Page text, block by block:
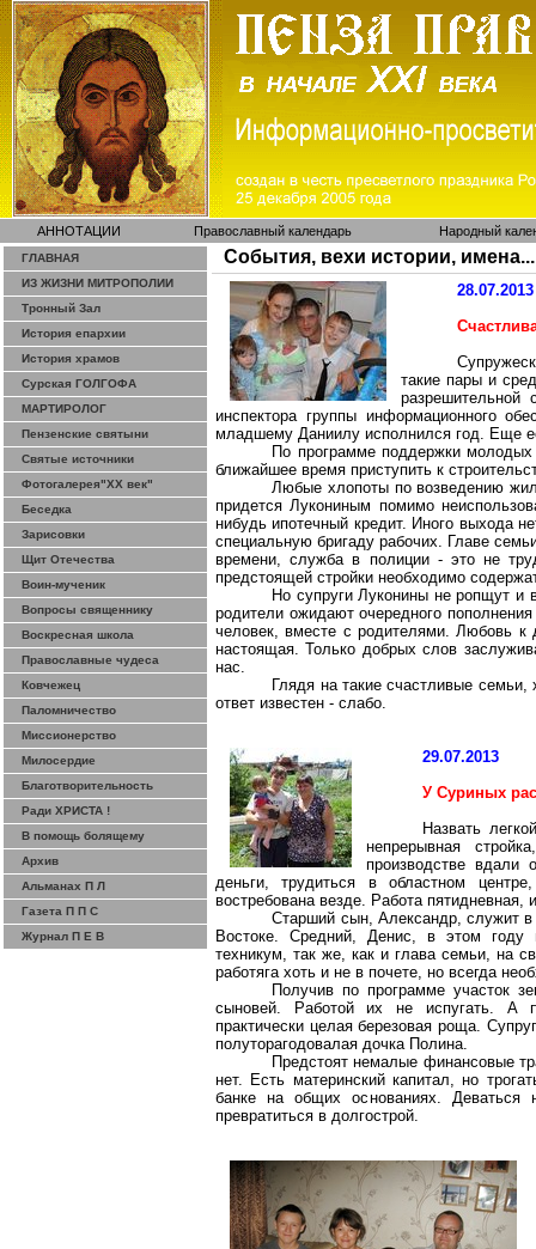
АННОТАЦИИ Православный календарь Народный
ГЛАВНАЯ
ИЗ ЖИЗНИ МИТРОПОЛИИ
Тронный Зал
История епархии
История храмов
Сурская ГОЛГОФА
МАРТИРОЛОГ
Пензенские святыни
Святые источники
Фотогалерея"ХХ век"
Беседка
Зарисовки
Щит Отечества
Воин-мученик
Вопросы священнику
Воскресная школа
Православные чудеса
Ковчежец
Паломничество
Миссионерство
Милосердие
Благотворительность
Ради ХРИСТА !
В помощь болящему
Архив
Альманах П Л
Газета П П С
Журнал П Е В
События, вехи истории, имена...
28.07.2013
такие пары и
разрешительной
инспектора группы информационного
младшему Даниилу исполнился год. Еще
По программе поддержки
ближайшее время приступить к
Любые хлопоты по возведению
придется Лукониным помимо
нибудь ипотечный кредит. Иного выхода
специальную бригаду рабочих. Главе
времени, служба в полиции - это не
предстоящей стройки необходимо
Но супруги Луконины не ропщут и
родители ожидают очередного
человек, вместе с родителями. Любовь к
настоящая. Только добрых слов
нас.
Глядя на такие счастливые
ответ известен - слабо.
29.07.2013
У Суриных
Назвать
непрерывная
производстве
деньги, трудиться в областном
востребована везде. Работа
Старший сын, Александр, служит
Востоке. Средний, Денис, в этом году
техникум, так же, как и глава семьи, на
работяга хоть и не в почете, но всегда
Получив по программе участок
сыновей. Работой их не испугать. А
практически целая березовая роща.
полуторагодовалая дочка Полина.
Предстоят немалые финансовые
нет. Есть материнский капитал, но
банке на общих основаниях. Деваться
превратиться в долгострой.